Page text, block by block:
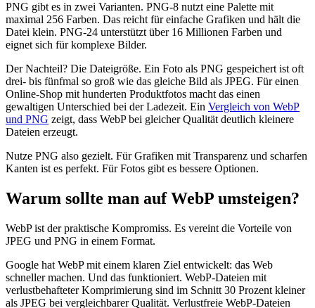
PNG gibt es in zwei Varianten. PNG-8 nutzt eine Palette mit
maximal 256 Farben. Das reicht für einfache Grafiken und hält die
Datei klein. PNG-24 unterstützt über 16 Millionen Farben und
eignet sich für komplexe Bilder.
Der Nachteil? Die Dateigröße. Ein Foto als PNG gespeichert ist oft
drei- bis fünfmal so groß wie das gleiche Bild als JPEG. Für einen
Online-Shop mit hunderten Produktfotos macht das einen
gewaltigen Unterschied bei der Ladezeit. Ein Vergleich von WebP
und PNG zeigt, dass WebP bei gleicher Qualität deutlich kleinere
Dateien erzeugt.
Nutze PNG also gezielt. Für Grafiken mit Transparenz und scharfen
Kanten ist es perfekt. Für Fotos gibt es bessere Optionen.
Warum sollte man auf WebP umsteigen?
WebP ist der praktische Kompromiss. Es vereint die Vorteile von
JPEG und PNG in einem Format.
Google hat WebP mit einem klaren Ziel entwickelt: das Web
schneller machen. Und das funktioniert. WebP-Dateien mit
verlustbehafteter Komprimierung sind im Schnitt 30 Prozent kleiner
als JPEG bei vergleichbarer Qualität. Verlustfreie WebP-Dateien